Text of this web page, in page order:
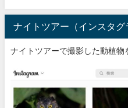
ナイトツアー（インスタグ
ナイトツアーで撮影した動植物